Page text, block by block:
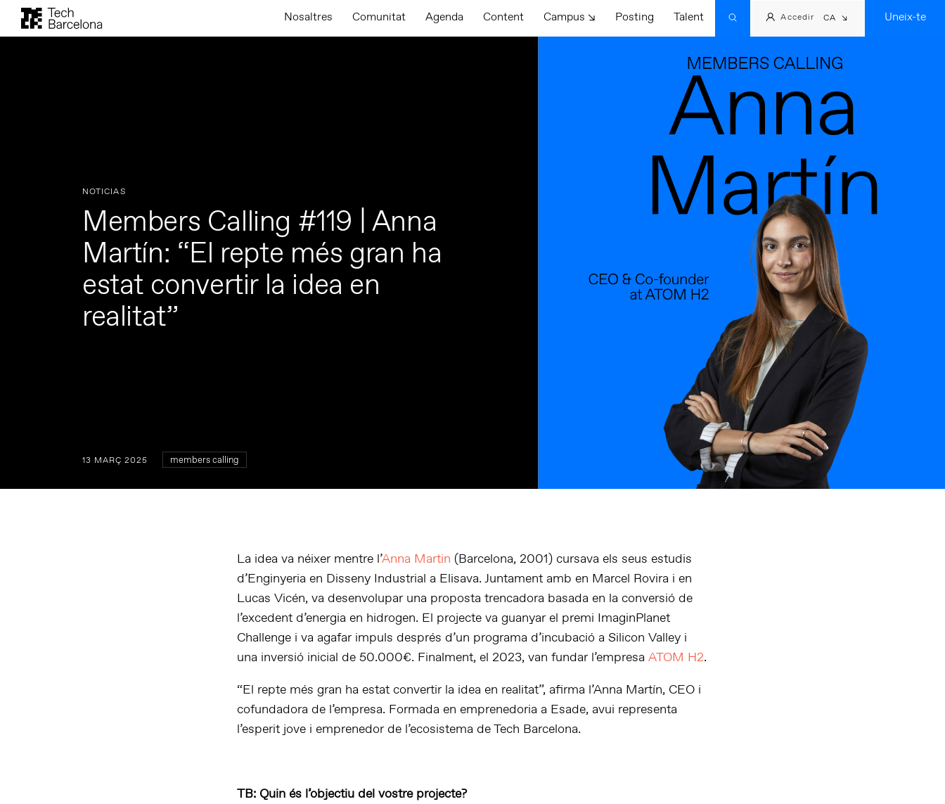
Nosaltres Comunitat Agenda Content Campus ↘ Posting Talent Accedir CA Uneix-te
13 MARÇ 2025 members calling
NOTICIAS
Members Calling #119 | Anna
Martín: “El repte més gran ha
estat convertir la idea en
realitat”
La idea va néixer mentre l’Anna Martin (Barcelona, 2001) cursava els seus estudis
d’Enginyeria en Disseny Industrial a Elisava. Juntament amb en Marcel Rovira i en
Lucas Vicén, va desenvolupar una proposta trencadora basada en la conversió de
l’excedent d’energia en hidrogen. El projecte va guanyar el premi ImaginPlanet
Challenge i va agafar impuls després d’un programa d’incubació a Silicon Valley i
una inversió inicial de 50.000€. Finalment, el 2023, van fundar l’empresa ATOM H2.
“El repte més gran ha estat convertir la idea en realitat”, afirma l’Anna Martín, CEO i
cofundadora de l’empresa. Formada en emprenedoria a Esade, avui representa
l’esperit jove i emprenedor de l’ecosistema de Tech Barcelona.
TB: Quin és l’objectiu del vostre projecte?